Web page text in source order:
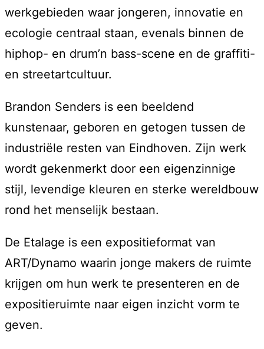
werkgebieden waar jongeren, innovatie en
ecologie centraal staan, evenals binnen de
hiphop- en drum’n bass-scene en de graffiti-
en streetartcultuur.
Brandon Senders is een beeldend
kunstenaar, geboren en getogen tussen de
industriële resten van Eindhoven. Zijn werk
wordt gekenmerkt door een eigenzinnige
stijl, levendige kleuren en sterke wereldbouw
rond het menselijk bestaan.
De Etalage is een expositieformat van
ART/Dynamo waarin jonge makers de ruimte
krijgen om hun werk te presenteren en de
expositieruimte naar eigen inzicht vorm te
geven.